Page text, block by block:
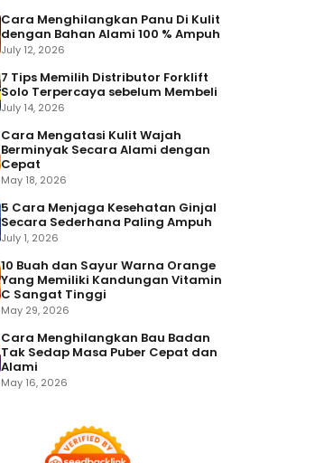
Cara Menghilangkan Panu Di Kulit
dengan Bahan Alami 100 % Ampuh
July 12, 2026
7 Tips Memilih Distributor Forklift
Solo Terpercaya sebelum Membeli
July 14, 2026
Cara Mengatasi Kulit Wajah
Berminyak Secara Alami dengan
Cepat
May 18, 2026
5 Cara Menjaga Kesehatan Ginjal
Secara Sederhana Paling Ampuh
July 1, 2026
10 Buah dan Sayur Warna Orange
Yang Memiliki Kandungan Vitamin
C Sangat Tinggi
May 29, 2026
Cara Menghilangkan Bau Badan
Tak Sedap Masa Puber Cepat dan
Alami
May 16, 2026